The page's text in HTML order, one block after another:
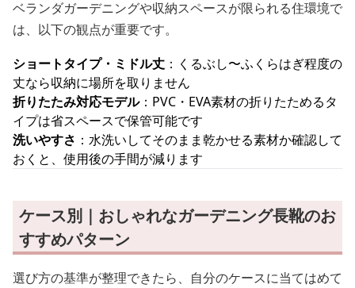
ベランダガーデニングや収納スペースが限られる住環境で
は、以下の観点が重要です。
ショートタイプ・ミドル丈 ：くるぶし〜ふくらはぎ程度の
丈なら収納に場所を取りません
折りたたみ対応モデル：PVC・EVA素材の折りたためるタ
イプは省スペースで保管可能です
洗いやすさ ：水洗いしてそのまま乾かせる素材か確認して
おくと、使用後の手間が減ります
ケース別｜おしゃれなガーデニング長靴のお
すすめパターン
選び方の基準が整理できたら、自分のケースに当てはめて